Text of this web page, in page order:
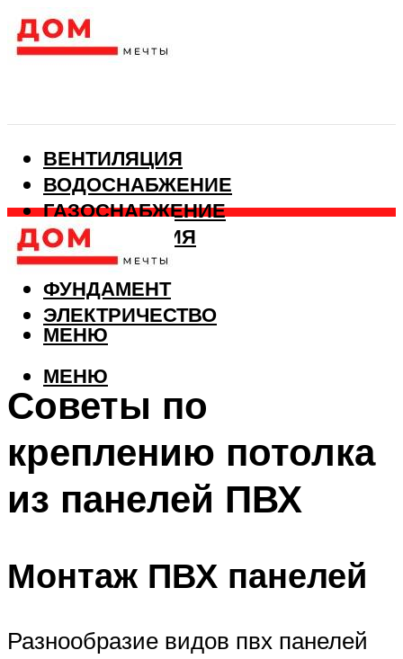
ВЕНТИЛЯЦИЯ
ВОДОСНАБЖЕНИЕ
ГАЗОСНАБЖЕНИЕ
КАНАЛИЗАЦИЯ
ОТОПЛЕНИЕ
ФУНДАМЕНТ
ЭЛЕКТРИЧЕСТВО
МЕНЮ
МЕНЮ
Советы по
креплению потолка
из панелей ПВХ
Монтаж ПВХ панелей
Разнообразие видов пвх панелей